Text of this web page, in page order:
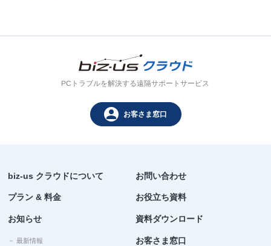
PCトラブルを解決する遠隔サポートサービス
person お客さま窓口
biz-us クラウドについて
プラン & 料金
お知らせ
－ 最新情報
お問い合わせ
お役立ち資料
資料ダウンロード
お客さま窓口